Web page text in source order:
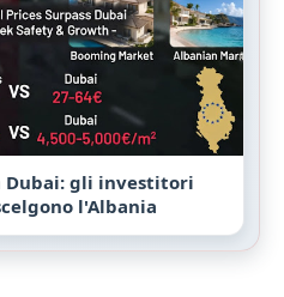
Dubai: gli investitori
l'Albania